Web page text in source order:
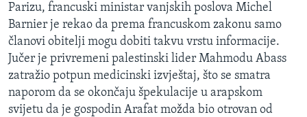
IZBJEGLIČKA STRANA
MAGAZIN
O GLASU AMERIKE
Learning English
Parizu, francuski ministar vanjskih poslova Michel
Barnier je rekao da prema francuskom zakonu samo
članovi obitelji mogu dobiti takvu vrstu informacije.
Jučer je privremeni palestinski lider Mahmodu Abass
zatražio potpun medicinski izvještaj, što se smatra
naporom da se okončaju špekulacije u arapskom
svijetu da je gospodin Arafat možda bio otrovan od